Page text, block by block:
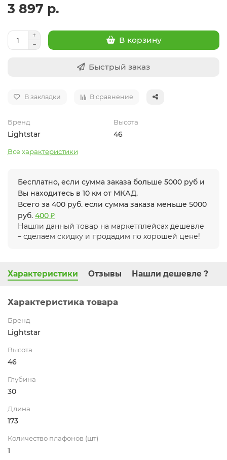
3 897 р.
В корзину
Быстрый заказ
В закладки В сравнение
Бренд
Lightstar
Высота
46
Все характеристики
Бесплатно, если сумма заказа больше 5000 руб и
Вы находитесь в 10 км от МКАД.
Всего за 400 руб. если сумма заказа меньше 5000
руб. 400 ₽
Нашли данный товар на маркетплейсах дешевле
– сделаем скидку и продадим по хорошей цене!
Характеристики Отзывы Нашли дешевле ?
Характеристика товара
Бренд
Lightstar
Высота
46
Глубина
30
Длина
173
Количество плафонов (шт)
1